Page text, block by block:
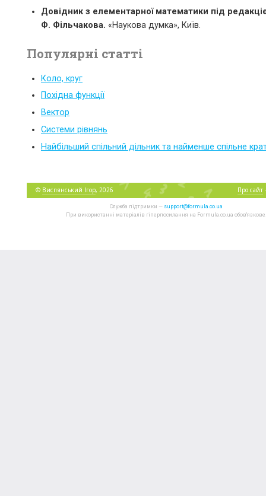
Довідник з елементарної математики під
Ф. Фільчакова. «Наукова думка», Київ.
Популярні статті
Коло, круг
Похідна функції
Вектор
Системи рівнянь
Найбільший спільний дільник та найменше спільне
© Виспянський Ігор, 2026 Про сайт
Служба підтримки — support@formula.co.ua
При використанні матеріалів гіперпосилання на Formula.co.ua обов'язкове.